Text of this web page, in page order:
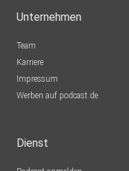
Unternehmen
Team
Karriere
Impressum
Werben auf podcast.de
Dienst